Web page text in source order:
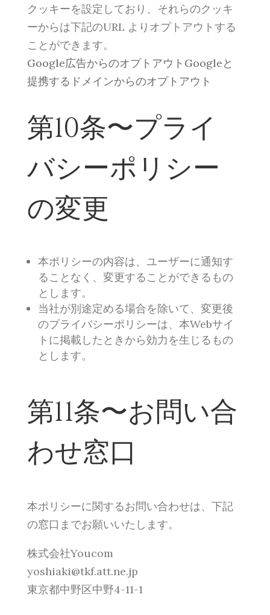
クッキーを設定しており、それらのクッキ
ーからは下記のURL よりオプトアウトする
ことができます。
Google広告からのオプトアウトGoogleと
提携するドメインからのオプトアウト
第10条〜プライ
バシーポリシー
の変更
本ポリシーの内容は、ユーザーに通知す
ることなく、変更することができるもの
とします。
当社が別途定める場合を除いて、変更後
のプライバシーポリシーは、本Webサイ
トに掲載したときから効力を生じるもの
とします。
第11条〜お問い合
わせ窓口
本ポリシーに関するお問い合わせは、下記
の窓口までお願いいたします。
株式会社Youcom
yoshiaki@tkf.att.ne.jp
東京都中野区中野4-11-1